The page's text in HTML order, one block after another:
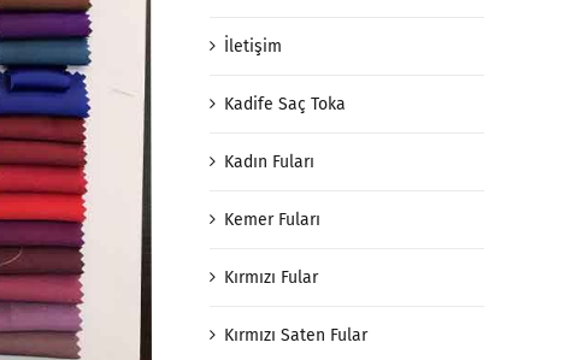
İletişim
Kadife Saç Toka
Kadın Fuları
Kemer Fuları
Kırmızı Fular
Kırmızı Saten Fular